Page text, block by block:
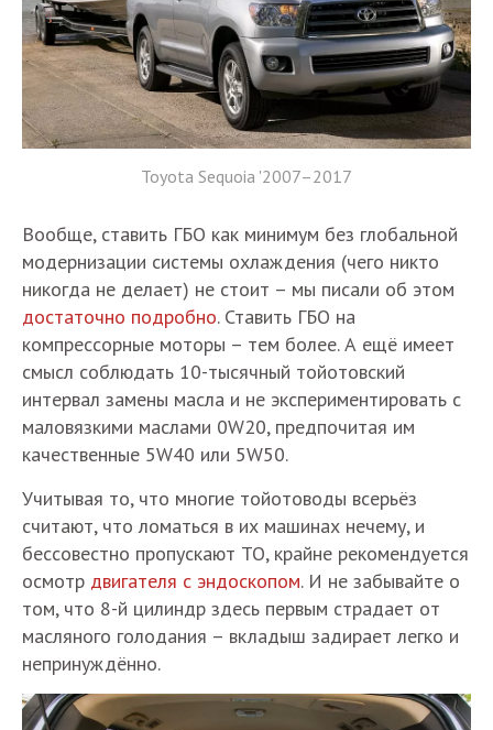
Toyota Sequoia '2007–2017
Вообще, ставить ГБО как минимум без глобальной
модернизации системы охлаждения (чего никто
никогда не делает) не стоит – мы писали об этом
достаточно подробно. Ставить ГБО на
компрессорные моторы – тем более. А ещё имеет
смысл соблюдать 10-тысячный тойотовский
интервал замены масла и не экспериментировать с
маловязкими маслами 0W20, предпочитая им
качественные 5W40 или 5W50.
Учитывая то, что многие тойотоводы всерьёз
считают, что ломаться в их машинах нечему, и
бессовестно пропускают ТО, крайне рекомендуется
осмотр двигателя с эндоскопом. И не забывайте о
том, что 8-й цилиндр здесь первым страдает от
масляного голодания – вкладыш задирает легко и
непринуждённо.